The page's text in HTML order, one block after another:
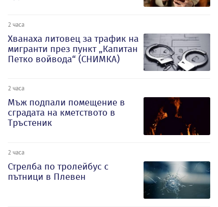
2 часа
Хванаха литовец за трафик на
мигранти през пункт „Капитан
Петко войвода“ (СНИМКА)
2 часа
Мъж подпали помещение в
сградата на кметството в
Тръстеник
2 часа
Стрелба по тролейбус с
пътници в Плевен